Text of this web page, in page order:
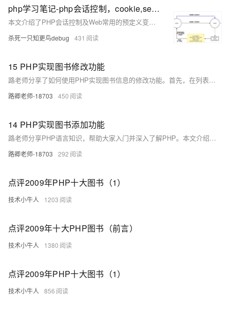
php学习笔记-php会话控制，cookie,session的使用，cookie自动登录和session 图书上传信息添加和修改例子-day07
本文介绍了PHP会话控制及Web常用的预定义变量，包括` 、
REQUEST‘、‘
杀死一只知更鸟debug 431
15 PHP实现图书修改功能
路老师分享了如何使用PHP实现图书信息的修改功能。首先，在列表页面点击编辑按钮，跳转至`editBook.php`，通过ID获取图书信息并展示在`edit.html`页面。用户提交修改后，`updateBook.php`处理更新请求，成功后返回到图书列表页。纯干货，技术知识满满。
路卿老师-18703 450
14 PHP实现图书添加功能
路老师分享PHP语言知识，帮助大家入门并深入了解PHP。本文介绍如何实现图书添加功能，包括创建HTML表单和PHP后端处理逻辑，最后展示实际效果。
路卿老师-18703 292
点评2009年PHP十大图书（1）
技术小牛人 1203
点评2009年十大PHP图书（前言）
技术小牛人 1380
点评2009年PHP十大图书（1）
技术小牛人 856